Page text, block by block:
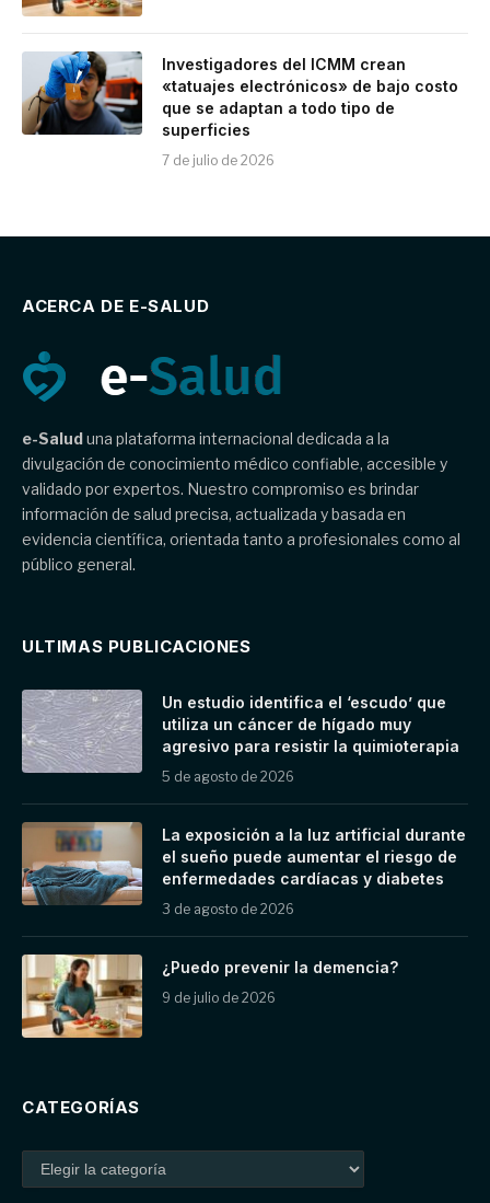
Investigadores del ICMM crean
«tatuajes electrónicos» de bajo costo
que se adaptan a todo tipo de
superficies
7 de julio de 2026
ACERCA DE E-SALUD
e-Saluduna plataforma internacional dedicada a la
divulgación de conocimiento médico confiable, accesible y
validado por expertos. Nuestro compromiso es brindar
información de salud precisa, actualizada y basada en
evidencia científica, orientada tanto a profesionales como al
público general.
ULTIMAS PUBLICACIONES
Un estudio identifica el ‘escudo’ que
utiliza un cáncer de hígado muy
agresivo para resistir la quimioterapia
5 de agosto de 2026
La exposición a la luz artificial durante
el sueño puede aumentar el riesgo de
enfermedades cardíacas y diabetes
3 de agosto de 2026
¿Puedo prevenir la demencia?
9 de julio de 2026
CATEGORÍAS